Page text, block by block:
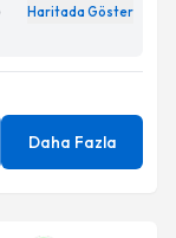
Haritada Göster
Daha Fazla